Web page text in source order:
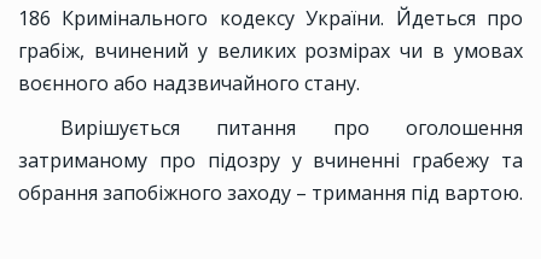
186 Кримінального кодексу України. Йдеться про
грабіж, вчинений у великих розмірах чи в умовах
воєнного або надзвичайного стану.
Вирішується питання про оголошення
затриманому про підозру у вчиненні грабежу та
обрання запобіжного заходу – тримання під вартою.